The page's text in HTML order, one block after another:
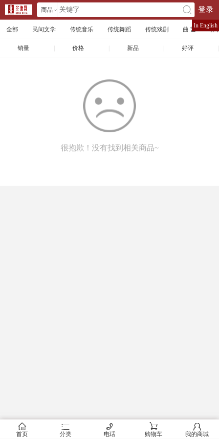
商品 󰄘 登录
全部 民间文学 传统音乐 传统舞蹈 传统戏剧 曲 艺 体
销量 价格 新品 好评
很抱歉！没有找到相关商品~
In English
󰂠
首页
󰂦
分类
󰄫
电话
󰂟
购物车
󰂢
我的商城